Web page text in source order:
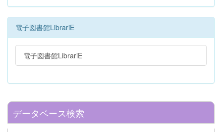
電子図書館LibrariE
電子図書館LibrariE
データベース検索